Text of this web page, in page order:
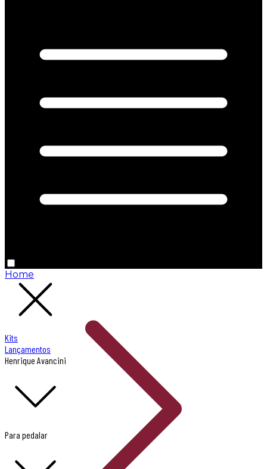
Kits
Lançamentos
Henrique Avancini
Para pedalar
Home